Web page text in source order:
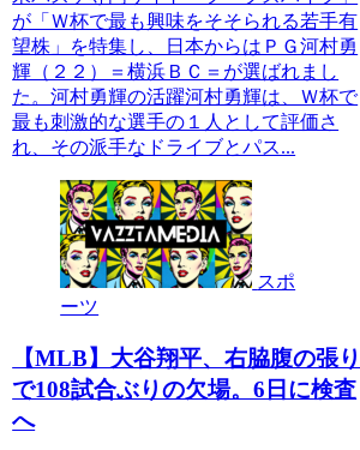
が「Ｗ杯で最も興味をそそられる若手有
望株」を特集し、日本からはＰＧ河村勇
輝（２２）＝横浜ＢＣ＝が選ばれまし
た。河村勇輝の活躍河村勇輝は、Ｗ杯で
最も刺激的な選手の１人として評価さ
れ、その派手なドライブとパス...
スポ
ーツ
【MLB】大谷翔平、右脇腹の張り
で108試合ぶりの欠場。6日に検査
へ